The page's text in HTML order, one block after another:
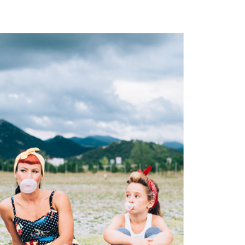
Enuff Decade Pro Satin
Truck 129mm Azul
600Bs
Lija Enuff Negra
160Bs